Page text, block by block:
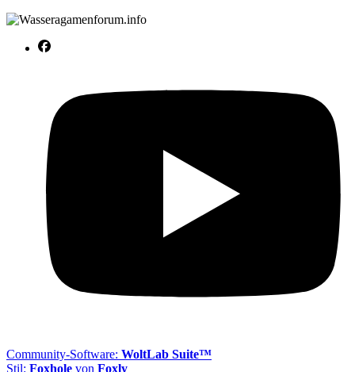
Community-Software: WoltLab Suite™
Stil: Foxhole von Foxly